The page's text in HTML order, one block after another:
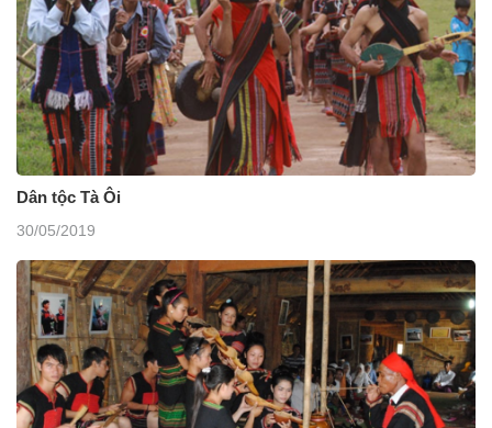
Dân tộc Tà Ôi
30/05/2019